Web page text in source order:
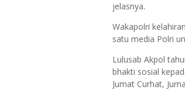
jelasnya.
Wakapolri
satu media Polri
Lulusab Akpol
bhakti sosial
Jumat Curhat,